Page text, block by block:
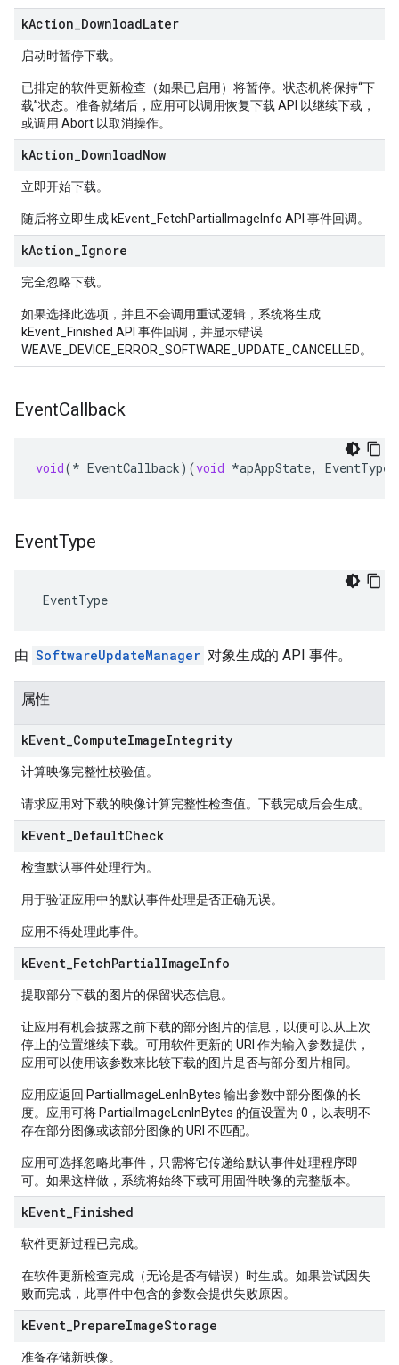
kAction DownloadLater
启动时暂停下载。
已排定的软件更新检查（如果已启用）将暂停。状态机将保持“下
载”状态。准备就绪后，应用可以调用恢复下载 API 以继续下载，
或调用 Abort 以取消操作。
kAction DownloadNow
立即开始下载。
随后将立即生成 kEvent_FetchPartialImageInfo API 事件回调。
kAction Ignore
完全忽略下载。
如果选择此选项，并且不会调用重试逻辑，系统将生成
kEvent_Finished API 事件回调，并显示错误
WEAVE_DEVICE_ERROR_SOFTWARE_UPDATE_CANCELLED。
EventCallback
void(* EventCallback)(void *apAppState, EventType
EventType
EventType
由 SoftwareUpdateManager 对象生成的 API 事件。
属性
kEvent ComputeImageIntegrity
计算映像完整性校验值。
请求应用对下载的映像计算完整性检查值。下载完成后会生成。
kEvent DefaultCheck
检查默认事件处理行为。
用于验证应用中的默认事件处理是否正确无误。
应用不得处理此事件。
kEvent FetchPartialImageInfo
提取部分下载的图片的保留状态信息。
让应用有机会披露之前下载的部分图片的信息，以便可以从上次
停止的位置继续下载。可用软件更新的 URI 作为输入参数提供，
应用可以使用该参数来比较下载的图片是否与部分图片相同。
应用应返回 PartialImageLenInBytes 输出参数中部分图像的长
度。应用可将 PartialImageLenInBytes 的值设置为 0，以表明不
存在部分图像或该部分图像的 URI 不匹配。
应用可选择忽略此事件，只需将它传递给默认事件处理程序即
可。如果这样做，系统将始终下载可用固件映像的完整版本。
kEvent Finished
软件更新过程已完成。
在软件更新检查完成（无论是否有错误）时生成。如果尝试因失
败而完成，此事件中包含的参数会提供失败原因。
kEvent PrepareImageStorage
准备存储新映像。